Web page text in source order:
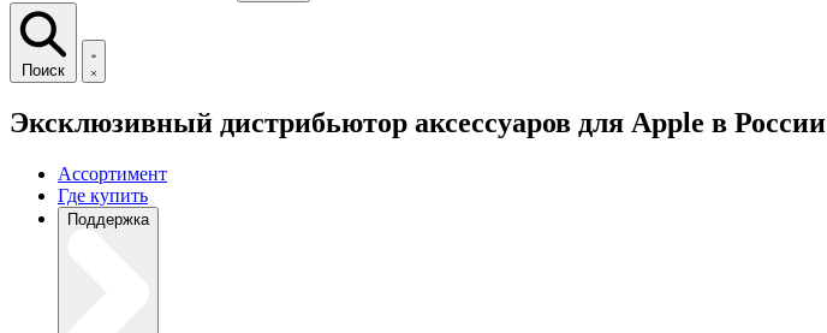
Поиск
Эксклюзивный дистрибьютор аксессуаров для Apple в России
Ассортимент
Где купить
Поддержка